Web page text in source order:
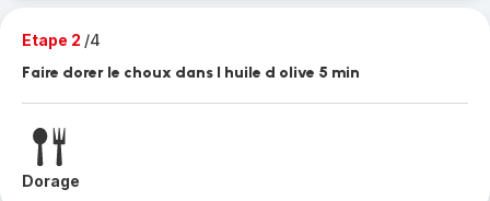
Etape 2 /4
Faire dorer le choux dans l huile d olive 5 min
Dorage